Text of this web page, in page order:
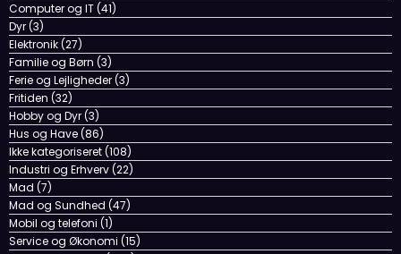
Computer og IT(41)
Dyr(3)
Elektronik(27)
Familie og Børn (3)
Ferie og Lejligheder(3)
Fritiden (32)
Hobby og Dyr(3)
Hus og Have(86)
Ikke kategoriseret(108)
Industri og Erhverv(22)
Mad (7)
Mad og Sundhed (47)
Mobil og telefoni (1)
Service og Økonomi (15)